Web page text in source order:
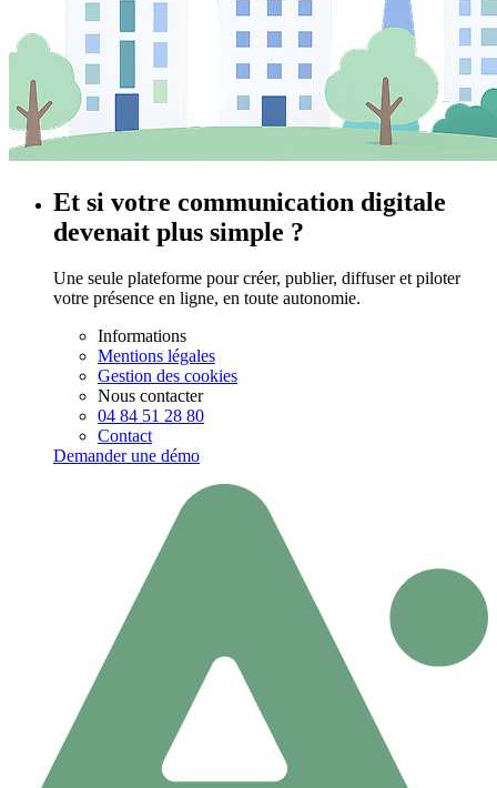
Et si votre communication digitale
devenait plus simple ?
Une seule plateforme pour créer, publier, diffuser et piloter
votre présence en ligne, en toute autonomie.
Informations
Mentions légales
Gestion des cookies
Nous contacter
04 84 51 28 80
Contact
Demander une démo